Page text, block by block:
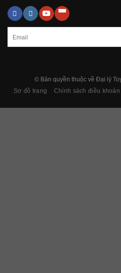
© Bản quyền thuộc về Đại lý
Sơ đồ trang
Chính sách điều khoản